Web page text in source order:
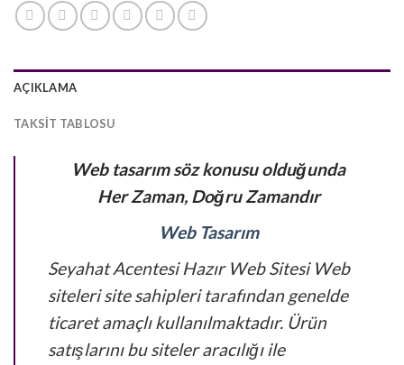
AÇIKLAMA
TAKSIT TABLOSU
Web tasarım söz konusu olduğunda
Her Zaman, Doğru Zamandır
Web Tasarım
Seyahat Acentesi Hazır Web Sitesi Web
siteleri site sahipleri tarafından genelde
ticaret amaçlı kullanılmaktadır. Ürün
satışlarını bu siteler aracılığı ile